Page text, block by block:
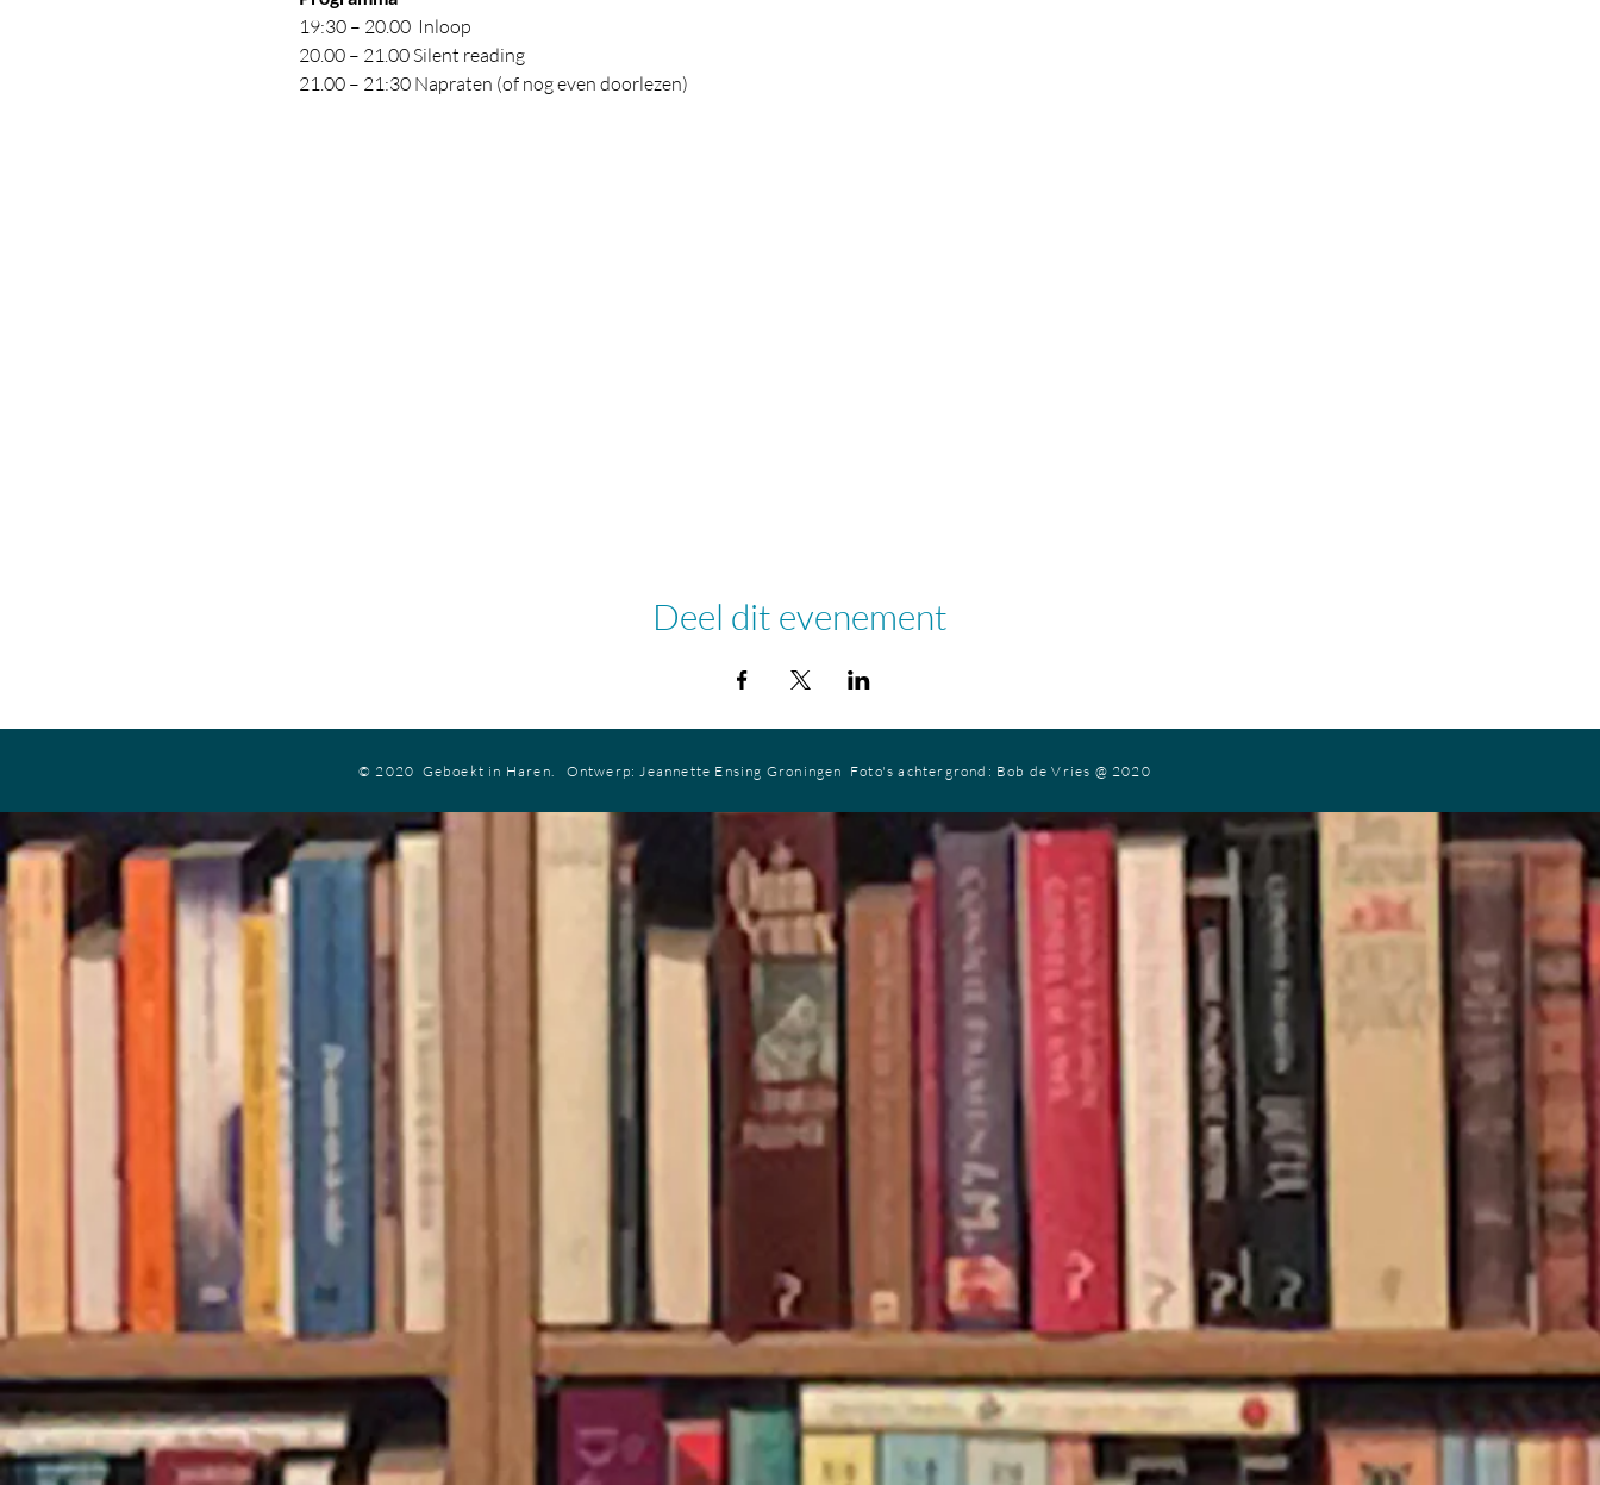
19:30 – 20.00  Inloop
20.00 – 21.00 Silent reading
21.00 – 21:30 Napraten (of nog even doorlezen)
Deel dit evenement
© 2020 Geboekt in Haren. Ontwerp: Jeannette Ensing Groningen Foto's achtergrond: Bob de Vries @ 2020